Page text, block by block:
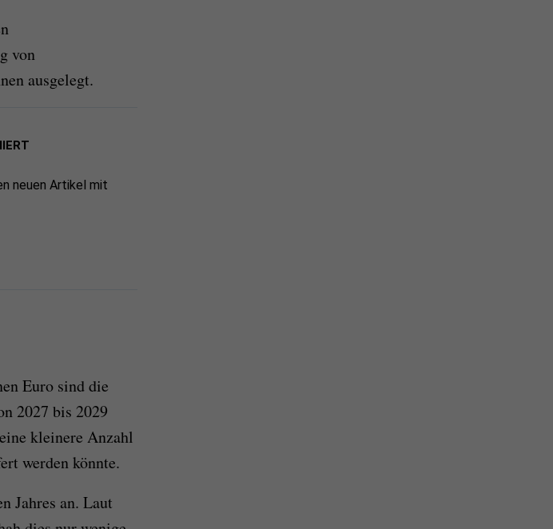
von
ausgelegt.
neuen Artikel mit
Euro sind die
2027 bis 2029
kleinere Anzahl
werden könnte.
Jahres an. Laut